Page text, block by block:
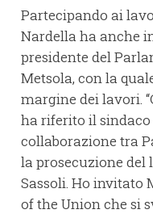
Partecipando ai
Nardella ha anche
presidente del
Metsola, con la
margine dei lavori.
ha riferito il
collaborazione tra
la prosecuzione
Sassoli. Ho invitato
of the Union che si